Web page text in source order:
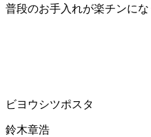
普段のお手入れが楽チンに
ビヨウシツポスタ
鈴木章浩